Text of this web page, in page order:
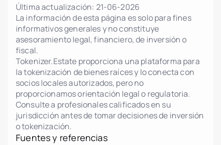
Última actualización: 21-06-2026
La información de esta página es solo para fines
informativos generales y no constituye
asesoramiento legal, financiero, de inversión o
fiscal.
Tokenizer.Estate proporciona una plataforma para
la tokenización de bienes raíces y lo conecta con
socios locales autorizados, pero no
proporcionamos orientación legal o regulatoria.
Consulte a profesionales calificados en su
jurisdicción antes de tomar decisiones de inversión
o tokenización.
Fuentes y referencias